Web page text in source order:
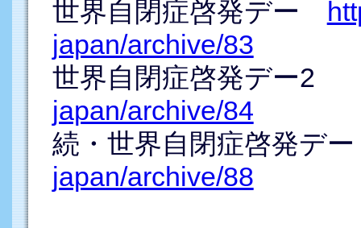
世界自閉症啓発デー
japan/archive/83
世界自閉症啓発デー
japan/archive/84
続・世界自閉症啓発デ
japan/archive/88